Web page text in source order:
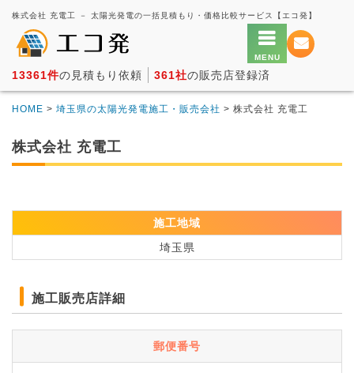
株式会社 充電工 － 太陽光発電の一括見積もり・価格比較サービス【エコ発】
13361件の見積もり依頼 361社の販売店登録済
HOME > 埼玉県の太陽光発電施工・販売会社 > 株式会社 充電工
株式会社 充電工
施工地域
埼玉県
施工販売店詳細
郵便番号